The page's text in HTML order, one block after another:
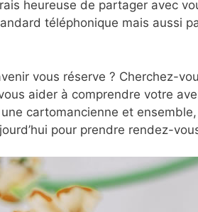
heureuse de partager avec
téléphonique mais aussi
vous réserve ? Cherchez-
aider à comprendre votre
cartomancienne et
pour prendre rendez-